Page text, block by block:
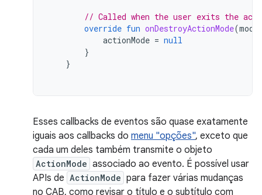
// Called when the user exits the
override fun onDestroyActionMode(mode
actionMode = null
}
}
Esses callbacks de eventos são quase exatamente
iguais aos callbacks do menu "opções", exceto que
cada um deles também transmite o objeto
ActionMode associado ao evento. É possível usar
APIs de ActionMode para fazer várias mudanças
no CAB, como revisar o título e o subtítulo com